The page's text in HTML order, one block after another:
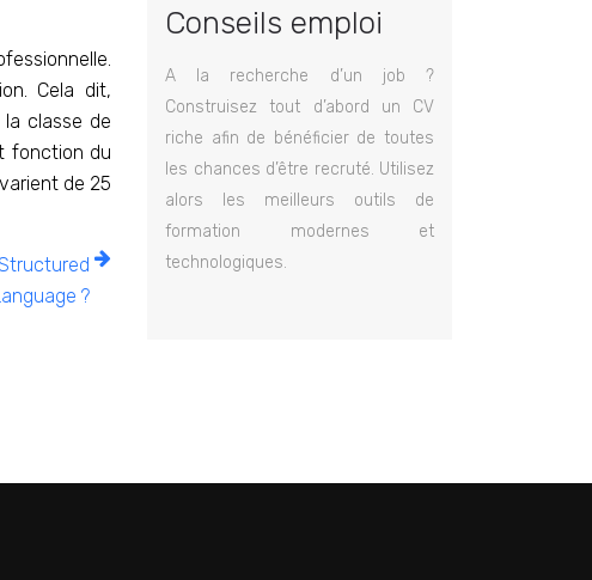
Cela dit,
classe de
fonction du
de 25
?
Conseils emploi
A la recherche d’un job ?
Construisez tout d’abord un CV
riche afin de bénéficier de toutes
les chances d’être recruté. Utilisez
alors les meilleurs outils de
formation modernes et
technologiques.